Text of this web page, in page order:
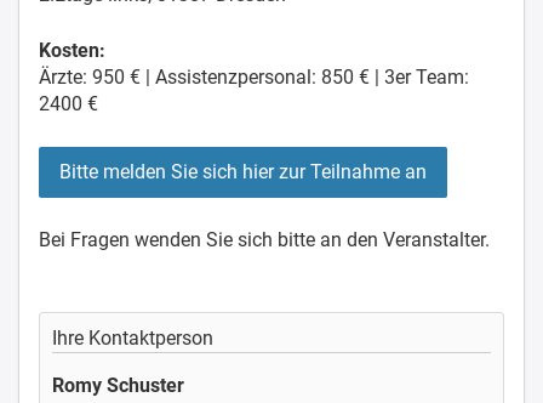
Kosten:
Ärzte: 950 € | Assistenzpersonal: 850 € | 3er Team:
2400 €
Bitte melden Sie sich hier zur Teilnahme an
Bei Fragen wenden Sie sich bitte an den Veranstalter.
Ihre Kontaktperson
Romy Schuster